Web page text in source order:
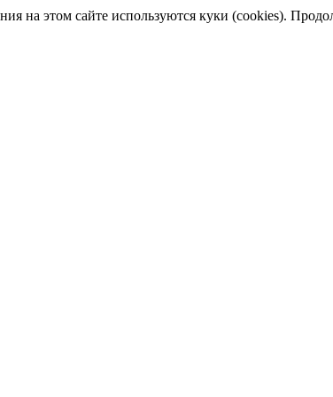
на этом сайте используются куки (cookies).